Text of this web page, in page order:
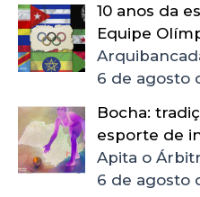
10 anos da
Equipe
6 de agosto
Bocha:
esporte de
Apita o
6 de agosto